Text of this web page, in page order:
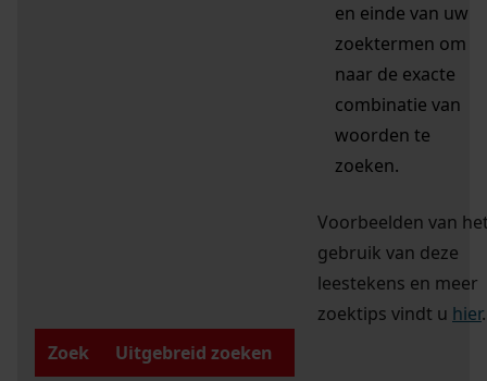
en einde van uw
zoektermen om
naar de exacte
combinatie van
woorden te
zoeken.
Voorbeelden van
gebruik van deze
leestekens en meer
zoektips vindt u hier.
Zoek
Uitgebreid zoeken